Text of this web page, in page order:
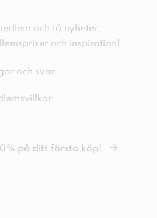
och få nyheter,
och inspiration!
och svar
på ditt första köp!